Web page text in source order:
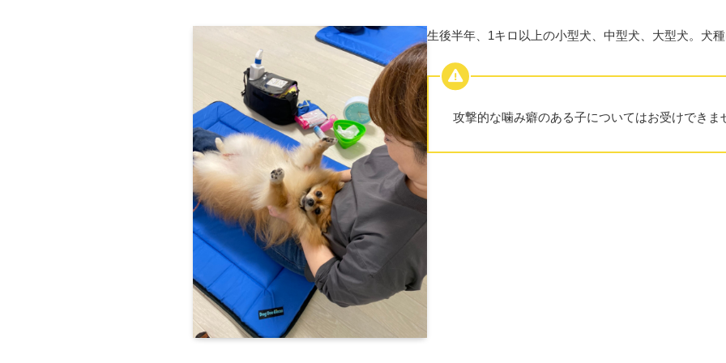
生後半年、1キロ以上の小型犬、中型犬、大型犬。犬種
攻撃的な噛み癖のある子についてはお受けできま